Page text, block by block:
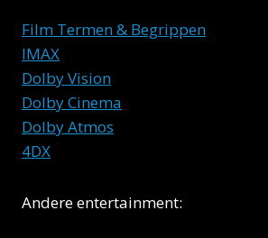
Film Termen & Begrippen
IMAX
Dolby Vision
Dolby Cinema
Dolby Atmos
4DX
Andere entertainment: